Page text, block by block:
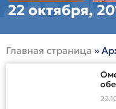
22 октября,
Главная страница »